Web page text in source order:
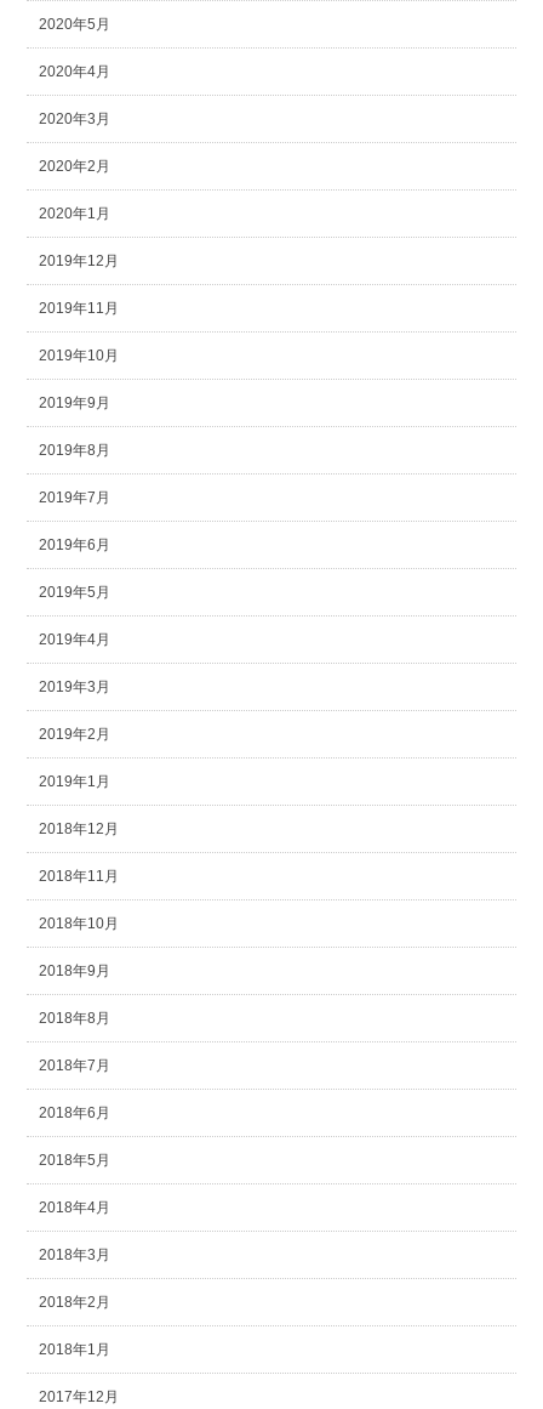
2020年5月
2020年4月
2020年3月
2020年2月
2020年1月
2019年12月
2019年11月
2019年10月
2019年9月
2019年8月
2019年7月
2019年6月
2019年5月
2019年4月
2019年3月
2019年2月
2019年1月
2018年12月
2018年11月
2018年10月
2018年9月
2018年8月
2018年7月
2018年6月
2018年5月
2018年4月
2018年3月
2018年2月
2018年1月
2017年12月